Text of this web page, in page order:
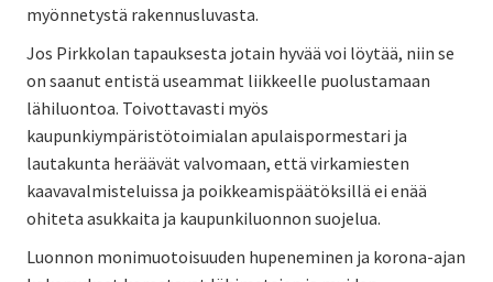
myönnetystä rakennusluvasta.
Jos Pirkkolan tapauksesta jotain hyvää voi löytää, niin se
on saanut entistä useammat liikkeelle puolustamaan
lähiluontoa. Toivottavasti myös
kaupunkiympäristötoimialan apulaispormestari ja
lautakunta heräävät valvomaan, että virkamiesten
kaavavalmisteluissa ja poikkeamispäätöksillä ei enää
ohiteta asukkaita ja kaupunkiluonnon suojelua.
Luonnon monimuotoisuuden hupeneminen ja korona-ajan